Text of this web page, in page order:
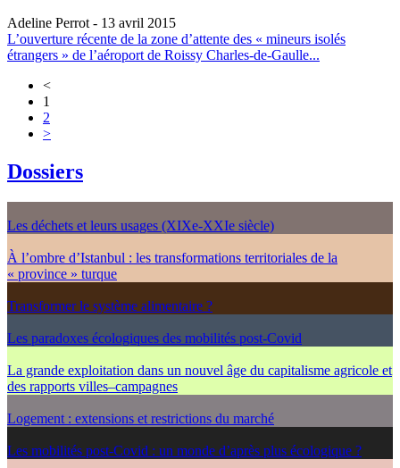
Adeline Perrot - 13 avril 2015
L’ouverture récente de la zone d’attente des « mineurs isolés
étrangers » de l’aéroport de Roissy Charles-de-Gaulle...
<
1
2
>
Dossiers
Les déchets et leurs usages (XIXe-XXIe siècle)
À l’ombre d’Istanbul : les transformations territoriales de la
« province » turque
Transformer le système alimentaire ?
Les paradoxes écologiques des mobilités post-Covid
La grande exploitation dans un nouvel âge du capitalisme agricole et
des rapports villes–campagnes
Logement : extensions et restrictions du marché
Les mobilités post-Covid : un monde d’après plus écologique ?